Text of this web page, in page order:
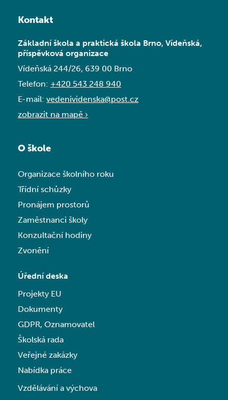
Kontakt
Základní škola a praktická škola Brno, Vídeňská,
příspěvková organizace
Vídeňská 244/26, 639 00 Brno
Telefon: +420 543 248 940
E-mail: vedenividenska@post.cz
zobrazit na mapě ›
O škole
Organizace školního roku
Třídní schůzky
Pronájem prostorů
Zaměstnanci školy
Konzultační hodiny
Zvonění
Úřední deska
Projekty EU
Dokumenty
GDPR, Oznamovatel
Školská rada
Veřejné zakázky
Nabídka práce
Vzdělávání a výchova